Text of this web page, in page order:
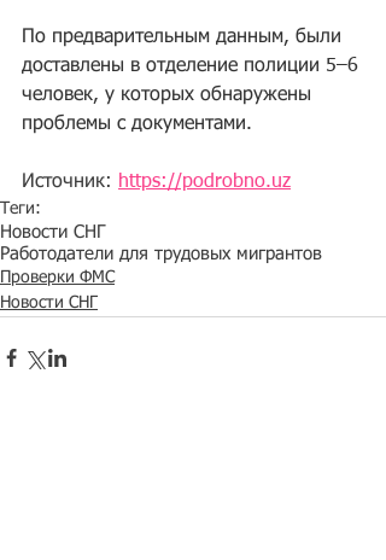
По предварительным данным, были
доставлены в отделение полиции 5–6
человек, у которых обнаружены
проблемы с документами.
Источник: https://podrobno.uz
Теги:
Новости СНГ
Работодатели для трудовых мигрантов
Проверки ФМС
Новости СНГ